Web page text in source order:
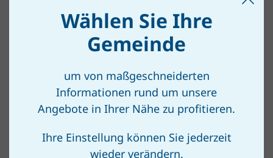
Zustimmungserklärung
Wählen Sie Ihre
Gemeinde
um von maßgeschneiderten
Informationen rund um unsere
Angebote in Ihrer Nähe zu profitieren.
Ihre Einstellung können Sie jederzeit
wieder verändern.